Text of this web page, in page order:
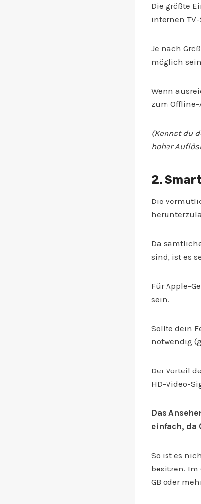
Die größte
internen
Je nach
möglich
Wenn
zum Offline-
(Kennst du
hoher
2.
Die
Da
sind, ist es
Für Apple-
sein.
Sollte dein
notwendig
Der Vorteil
HD-Video-
Das
einfach, da
So ist es
besitzen. Im
GB oder